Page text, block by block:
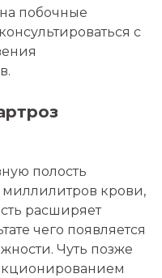
побочные
с
полость
крови,
расширяет
чего появляется
Чуть позже